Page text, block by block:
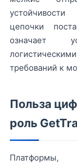
цепочки
означает
требований к
Польза
роль